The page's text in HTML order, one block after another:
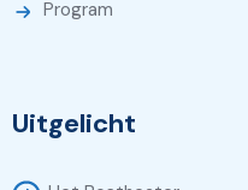
Program
Uitgelicht